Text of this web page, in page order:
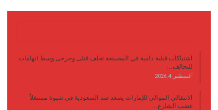
اشتباكات قبلية دامية في المصينعة تخلف قتلى وجرحى وسط اتهامات
للتحالف…
أغسطس 4, 2026
الانتقالي الموالي للإمارات يصعد ضد السعودية في شبوة مستغلاً
غضب الشارع…